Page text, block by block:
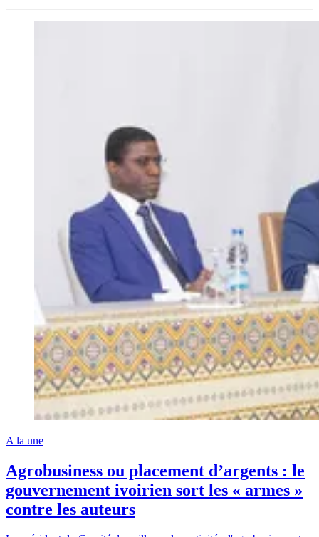
A la une
Agrobusiness ou placement d’argents : le
gouvernement ivoirien sort les « armes »
contre les auteurs